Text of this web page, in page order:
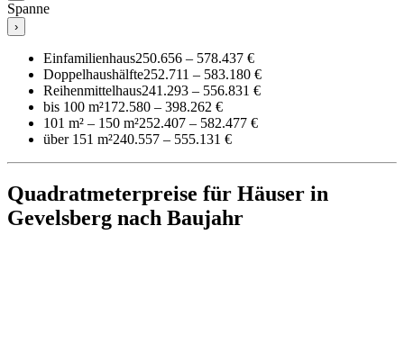
Spanne
›
Einfamilienhaus250.656 – 578.437 €
Doppelhaushälfte252.711 – 583.180 €
Reihenmittelhaus241.293 – 556.831 €
bis 100 m²172.580 – 398.262 €
101 m² – 150 m²252.407 – 582.477 €
über 151 m²240.557 – 555.131 €
Quadratmeterpreise für Häuser in
Gevelsberg nach Baujahr